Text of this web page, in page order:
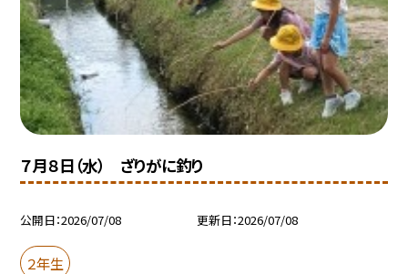
７月８日（水） ざりがに釣り
公開日 2026/07/08 更新日 2026/07/08
２年生